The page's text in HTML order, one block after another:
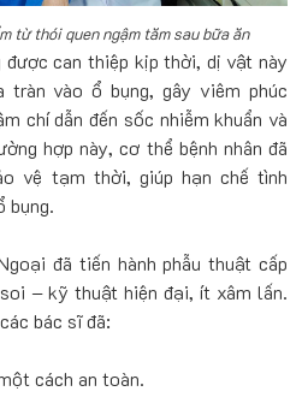
ngậm tăm sau bữa ăn
được can thiệp kịp thời, dị vật này
vào ổ bụng, gây viêm phúc
chí dẫn đến sốc nhiễm khuẩn và
hợp này, cơ thể bệnh nhân đã
vệ tạm thời, giúp hạn chế tình
bụng.
đã tiến hành phẫu thuật cấp
– kỹ thuật hiện đại, ít xâm lấn.
bác sĩ đã:
cách an toàn.